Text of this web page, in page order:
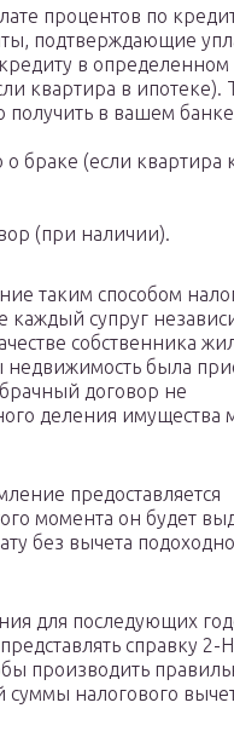
процентов по
подтверждающие
в определенном
квартира в ипотеке).
получить в вашем
о браке (если квартира
(при наличии).
таким способом
каждый супруг
собственника
недвижимость была
договор не
деления имущества
предоставляется
момента он будет
без вычета
для последующих
справку
производить
суммы налогового